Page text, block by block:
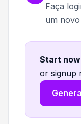
Faça
um novo
Start
or signup